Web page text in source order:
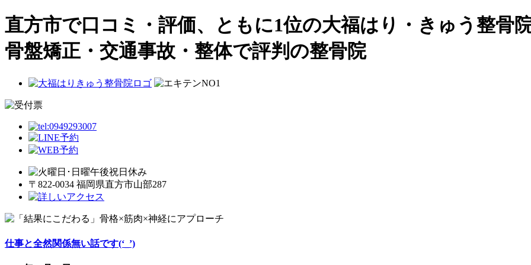
直方市で口コミ・評価、ともに1位の大福はり・きゅう整骨
骨盤矯正・交通事故・整体で評判の整骨院
〒822-0034 福岡県直方市山部287
仕事と全然関係無い話です(‘_’)